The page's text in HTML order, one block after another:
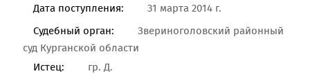
Дата поступления:
31 марта 2014 г.
Судебный орган:
Звериноголовский районный
суд Курганской области
Истец:
гр. Д.